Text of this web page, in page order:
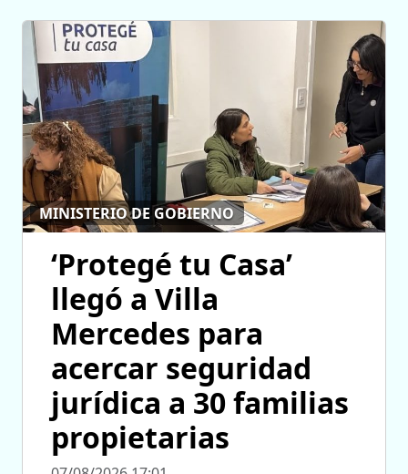
MINISTERIO DE GOBIERNO
‘Protegé tu Casa’
llegó a Villa
Mercedes para
acercar seguridad
jurídica a 30 familias
propietarias